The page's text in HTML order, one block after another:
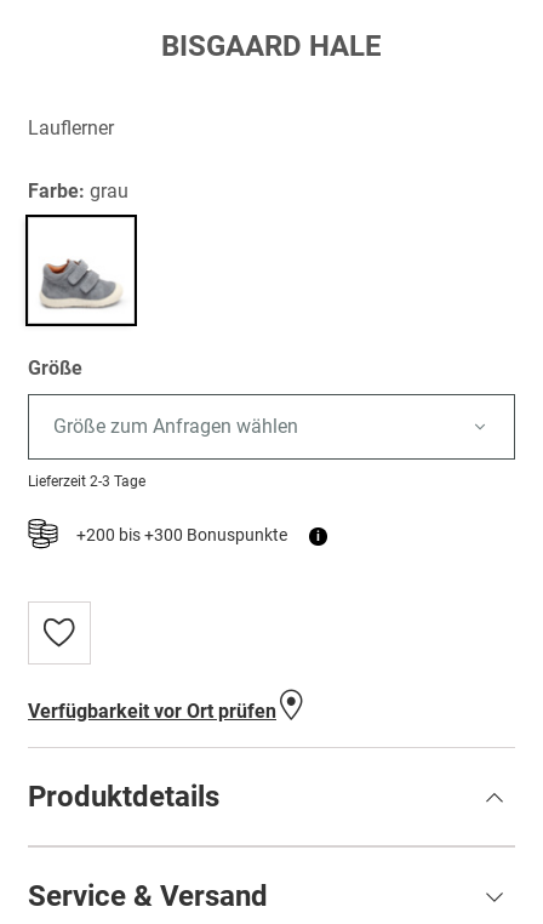
springen
BISGAARD HALE
Lauflerner
Farbe: grau
Größe
Größe zum Anfragen wählen
Lieferzeit 2-3 Tage
+200 bis +300 Bonuspunkte i
Zur
Wunschliste
Verfügbarkeit vor Ort prüfen
Produktdetails
Service & Versand